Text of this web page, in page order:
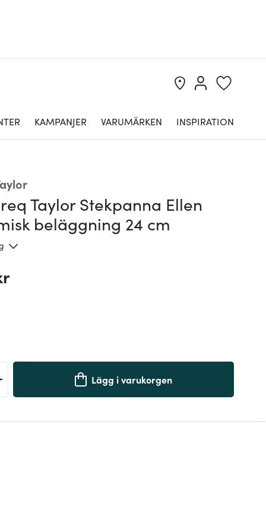
KAMPANJER VARUMÄRKEN INSPIRATION
Taylor Stekpanna Ellen
beläggning 24 cm
Lägg i varukorgen